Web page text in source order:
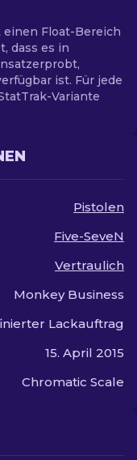
einen Float-Bereich
dass es in
ist. Für jede
Variante
Pistolen
Five-SeveN
Vertraulich
Monkey Business
Lackauftrag
15. April 2015
Chromatic Scale